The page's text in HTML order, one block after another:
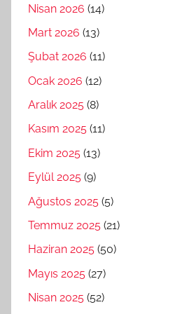
Nisan 2026 (14)
Mart 2026 (13)
Şubat 2026 (11)
Ocak 2026 (12)
Aralık 2025 (8)
Kasım 2025 (11)
Ekim 2025 (13)
Eylül 2025 (9)
Ağustos 2025 (5)
Temmuz 2025 (21)
Haziran 2025 (50)
Mayıs 2025 (27)
Nisan 2025 (52)